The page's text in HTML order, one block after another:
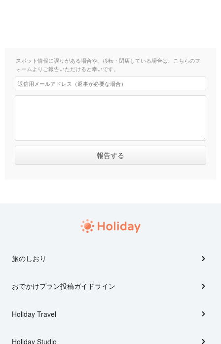
スポット情報に誤りがある場合や、移転・閉店している場合は、こちらのフ
ォームよりご報告いただけると幸いです。
旅のしおり
おでかけプラン投稿ガイドライン
Holiday Travel
Holiday Studio